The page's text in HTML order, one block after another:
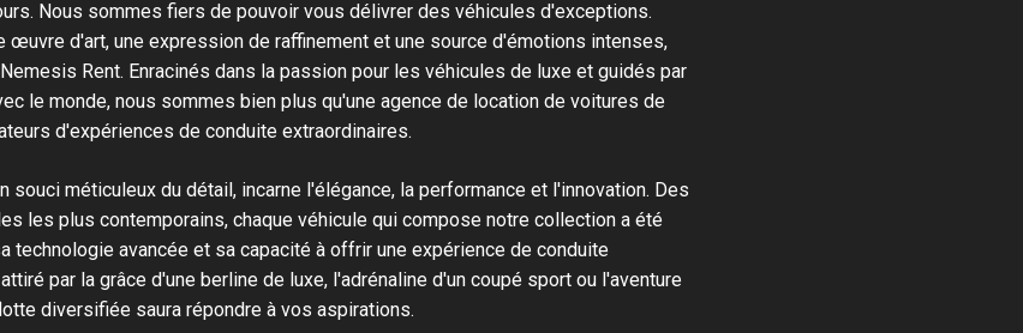
Nous sommes fiers de pouvoir vous délivrer des véhicules d'exceptions.
œuvre d'art, une expression de raffinement et une source d'émotions intenses,
Rent. Enracinés dans la passion pour les véhicules de luxe et guidés par
le monde, nous sommes bien plus qu'une agence de location de voitures de
d'expériences de conduite extraordinaires.
souci méticuleux du détail, incarne l'élégance, la performance et l'innovation. Des
les plus contemporains, chaque véhicule qui compose notre collection a été
technologie avancée et sa capacité à offrir une expérience de conduite
par la grâce d'une berline de luxe, l'adrénaline d'un coupé sport ou l'aventure
diversifiée saura répondre à vos aspirations.